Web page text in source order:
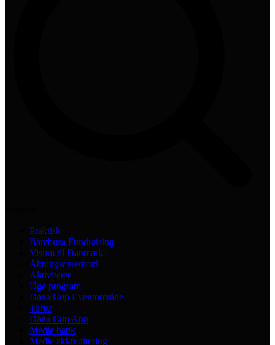
Praktisk
Bambusa Fundraising
Visum til Danmark
Åbningsceremoni
Aktiviteter
Uge program
Dana Cup Eventområde
Turist
Dana Cup App
Medie bank
Medie akkreditering